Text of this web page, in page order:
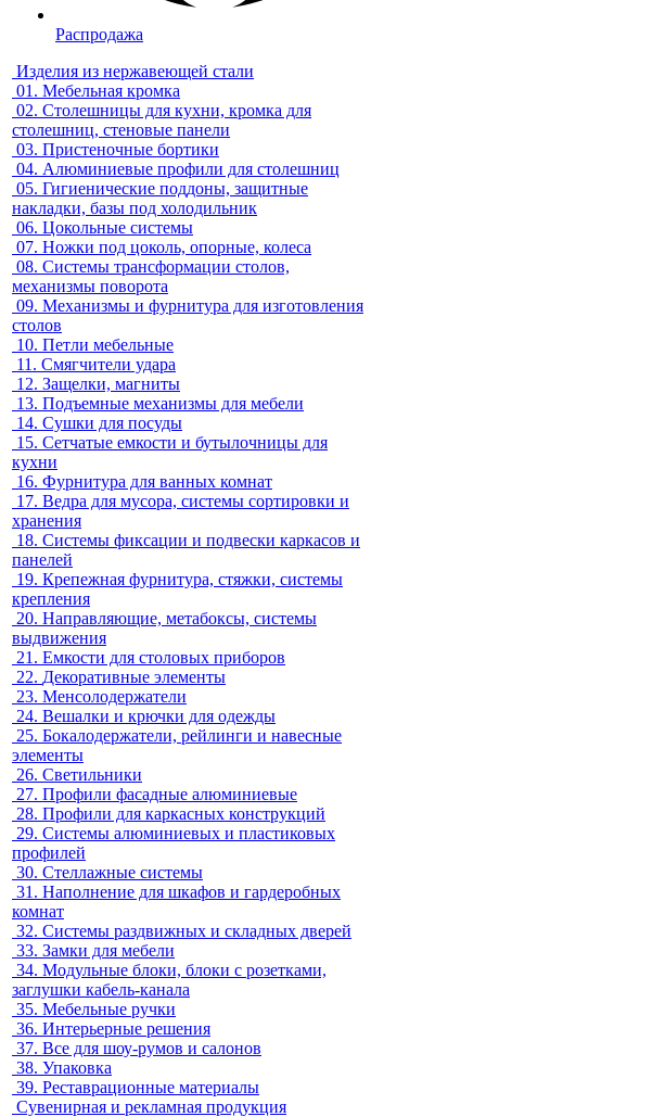
Распродажа
Изделия из нержавеющей стали
01. Мебельная кромка
02. Столешницы для кухни, кромка для
столешниц, стеновые панели
03. Пристеночные бортики
04. Алюминиевые профили для столешниц
05. Гигиенические поддоны, защитные
накладки, базы под холодильник
06. Цокольные системы
07. Ножки под цоколь, опорные, колеса
08. Системы трансформации столов,
механизмы поворота
09. Механизмы и фурнитура для изготовления
столов
10. Петли мебельные
11. Смягчители удара
12. Защелки, магниты
13. Подъемные механизмы для мебели
14. Сушки для посуды
15. Сетчатые емкости и бутылочницы для
кухни
16. Фурнитура для ванных комнат
17. Ведра для мусора, системы сортировки и
хранения
18. Системы фиксации и подвески каркасов и
панелей
19. Крепежная фурнитура, стяжки, системы
крепления
20. Направляющие, метабоксы, системы
выдвижения
21. Емкости для столовых приборов
22. Декоративные элементы
23. Менсолодержатели
24. Вешалки и крючки для одежды
25. Бокалодержатели, рейлинги и навесные
элементы
26. Светильники
27. Профили фасадные алюминиевые
28. Профили для каркасных конструкций
29. Системы алюминиевых и пластиковых
профилей
30. Стеллажные системы
31. Наполнение для шкафов и гардеробных
комнат
32. Системы раздвижных и складных дверей
33. Замки для мебели
34. Модульные блоки, блоки с розетками,
заглушки кабель-канала
35. Мебельные ручки
36. Интерьерные решения
37. Все для шоу-румов и салонов
38. Упаковка
39. Реставрационные материалы
Сувенирная и рекламная продукция